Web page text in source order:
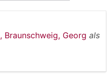
Braunschweig, Georg als